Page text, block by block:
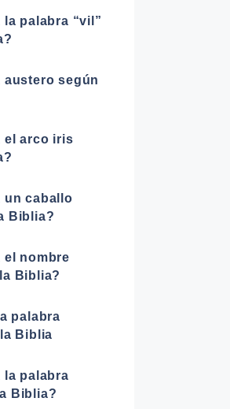
palabra “vil”
austero según
el arco iris
un caballo
Biblia?
el nombre
Biblia?
palabra
Biblia
la palabra
Biblia?